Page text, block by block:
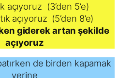
açıyoruz (3’den 5’e)
açıyoruz (5’den 8’e)
giderek artan şekilde
açıyoruz
de birden kapamak
yerine